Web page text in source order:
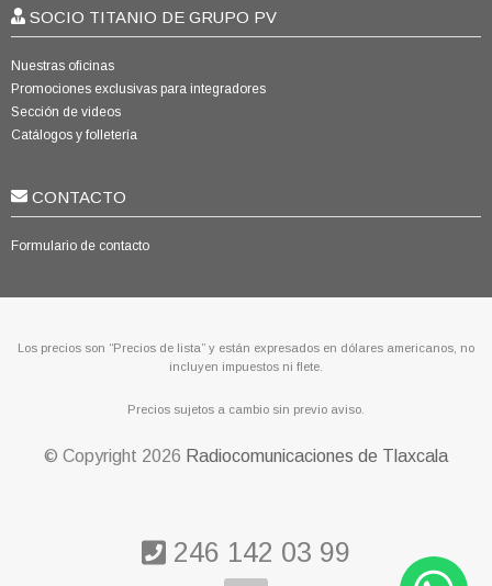
SOCIO TITANIO DE GRUPO PV
Nuestras oficinas
Promociones exclusivas para integradores
Sección de videos
Catálogos y folletería
CONTACTO
Formulario de contacto
Los precios son “Precios de lista” y están expresados en dólares americanos, no
incluyen impuestos ni flete.
Precios sujetos a cambio sin previo aviso.
© Copyright 2026 Radiocomunicaciones de Tlaxcala
246 142 03 99